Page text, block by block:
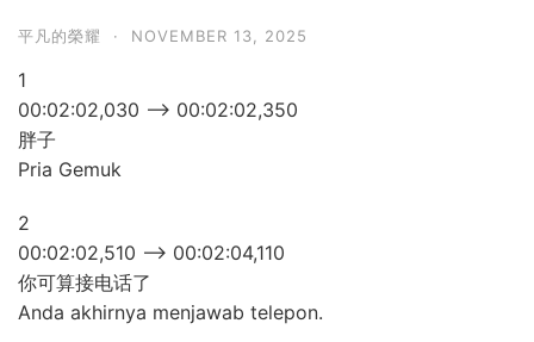
平凡的榮耀 · NOVEMBER 13, 2025
1
00:02:02,030 –> 00:02:02,350
胖子
Pria Gemuk
2
00:02:02,510 –> 00:02:04,110
你可算接电话了
Anda akhirnya menjawab telepon.